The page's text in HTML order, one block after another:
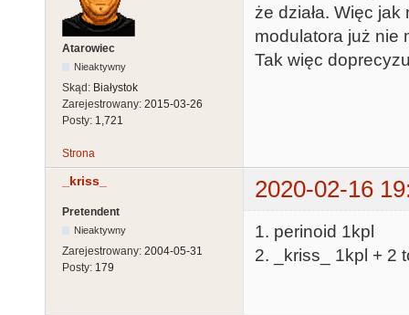
Atarowiec
Nieaktywny
Skąd: Białystok
Zarejestrowany: 2015-03-26
Posty: 1,721
że działa. Więc
modulatora już nie
Tak więc
Strona
_kriss_ 2020-02-16
Pretendent
Nieaktywny
Zarejestrowany: 2004-05-31
Posty: 179
1. perinoid 1kpl
2. _kriss_ 1kpl + 2